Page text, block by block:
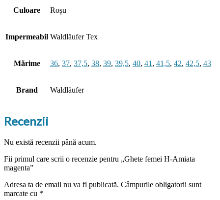
Culoare Roșu
Impermeabil Waldläufer Tex
Mărime 36, 37, 37,5, 38, 39, 39,5, 40, 41 , 41,5, 42, 42,5, 43
Brand Waldläufer
Recenzii
Nu există recenzii până acum.
Fii primul care scrii o recenzie pentru „Ghete femei H-Amiata
magenta”
Adresa ta de email nu va fi publicată. Câmpurile obligatorii sunt
marcate cu *